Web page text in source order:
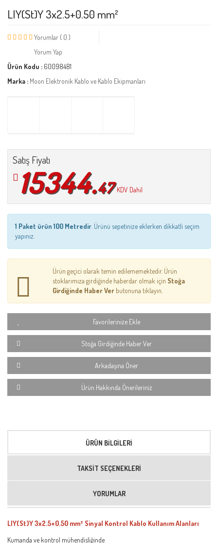
LIY(St)Y 3x2.5+0.50 mm²
Yorumlar ( 0 )
Yorum Yap
Ürün Kodu : 60098481
Marka : Moon Elektronik Kablo ve Kablo Ekipmanları
Satış Fiyatı
15344.47 KDV Dahil
1 Paket ürün 100 Metredir . Ürünü sepetinize eklerken dikkatli seçim
yapınız.
Ürün geçici olarak temin edilememektedir. Ürün
stoklarımıza girdiğinde haberdar olmak için Stoğa
Girdiğinde Haber Ver butonuna tıklayın.
Favorilerinize Ekle
Stoğa Girdiğinde Haber Ver
Arkadaşına Öner
Ürün Hakkında Önerileriniz
ÜRÜN BILGILERI
TAKSIT SEÇENEKLERI
YORUMLAR
LIY(St)Y 3x2.5+0.50 mm² Sinyal Kontrol Kablo Kullanım Alanları
Kumanda ve kontrol mühendisliğinde